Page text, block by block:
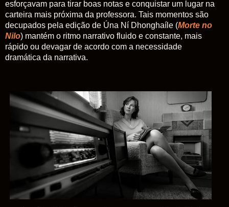
esforçavam para tirar boas notas e conquistar um lugar na
carteira mais próxima da professora. Tais momentos são
decupados pela edição de Úna Ní Dhonghaíle (Morte no
Nilo) mantém o ritmo narrativo fluido e constante, mais
rápido ou devagar de acordo com a necessidade
dramática da narrativa.